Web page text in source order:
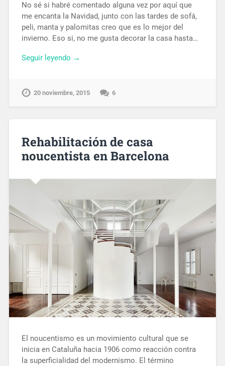
No sé si habré comentado alguna vez por aquí que
me encanta la Navidad, junto con las tardes de sofá,
peli, manta y palomitas creo que es lo mejor del
invierno. Eso si, no me gusta decorar la casa hasta…
Seguir leyendo →
20 noviembre, 2015 6
Rehabilitación de casa
noucentista en Barcelona
El noucentismo es un movimiento cultural que se
inicia en Cataluña hacia 1906 como reacción contra
la superficialidad del modernismo. El término